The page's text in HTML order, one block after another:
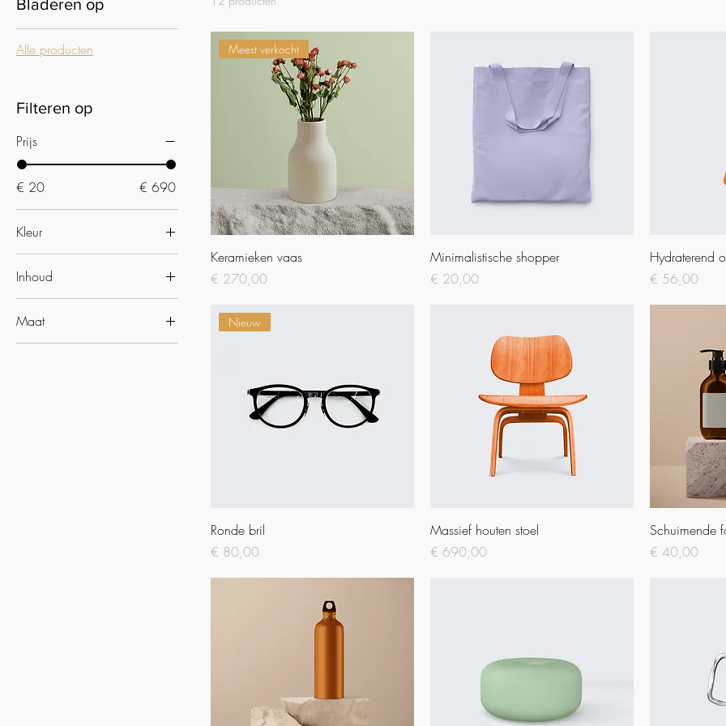
Bladeren op
Alle producten
Filteren op
Prijs
€ 20 € 690
Kleur
Inhoud
150ml
Maat
Meest verkocht
Keramieken vaas
Prijs
€ 270,00
Minimalistische shopper
Prijs
€ 20,00
Hydraterend
Prijs
€ 56,00
Nieuw
Ronde bril
Prijs
€ 80,00
Massief houten stoel
Prijs
€ 690,00
Schuimende
Prijs
€ 40,00